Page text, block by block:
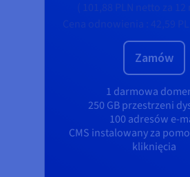
Zamów
1 darmowa
250 GB przestrzeni
100 adresów e-
CMS instalowany za
kliknięcia